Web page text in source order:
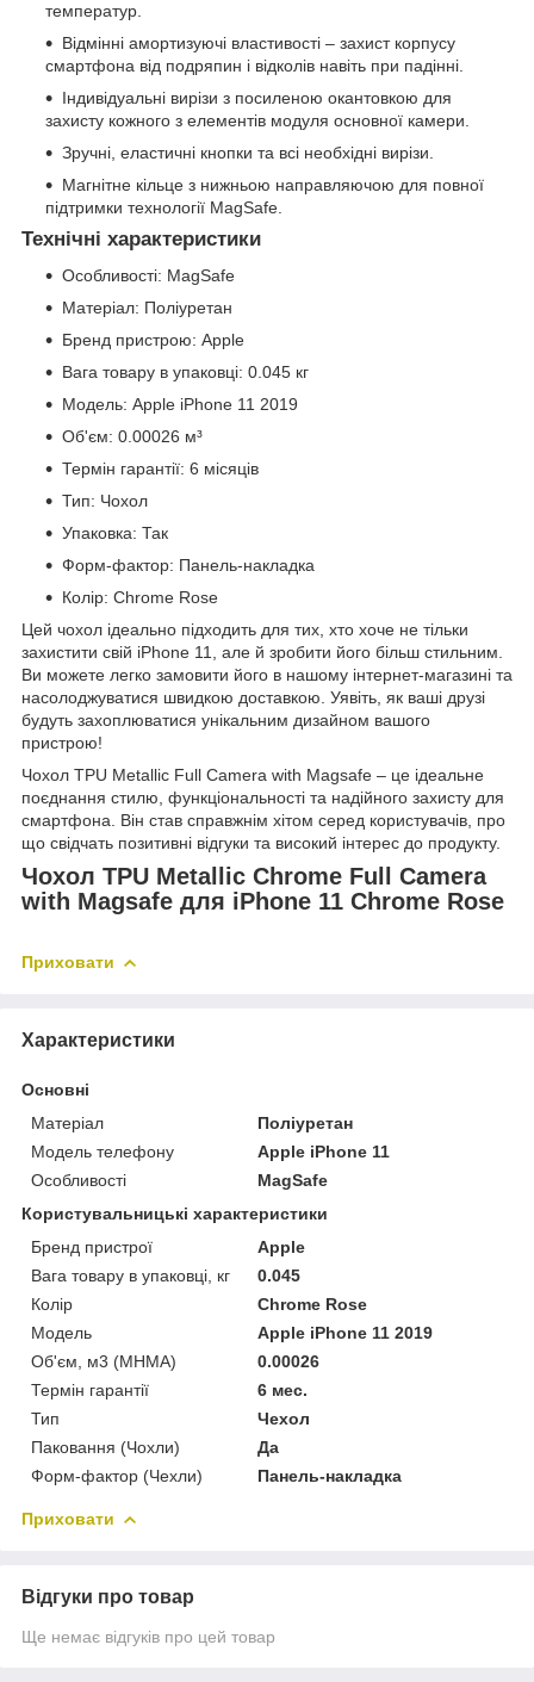
температур.
Відмінні амортизуючі властивості – захист корпусу
смартфона від подряпин і відколів навіть при падінні.
Індивідуальні вирізи з посиленою окантовкою для
захисту кожного з елементів модуля основної камери.
Зручні, еластичні кнопки та всі необхідні вирізи.
Магнітне кільце з нижньою направляючою для повної
підтримки технології MagSafe.
Технічні характеристики
Особливості: MagSafe
Матеріал: Поліуретан
Бренд пристрою: Apple
Вага товару в упаковці: 0.045 кг
Модель: Apple iPhone 11 2019
Об'єм: 0.00026 м³
Термін гарантії: 6 місяців
Тип: Чохол
Упаковка: Так
Форм-фактор: Панель-накладка
Колір: Chrome Rose
Цей чохол ідеально підходить для тих, хто хоче не тільки
захистити свій iPhone 11, але й зробити його більш стильним.
Ви можете легко замовити його в нашому інтернет-магазині та
насолоджуватися швидкою доставкою. Уявіть, як ваші друзі
будуть захоплюватися унікальним дизайном вашого
пристрою!
Чохол TPU Metallic Full Camera with Magsafe – це ідеальне
поєднання стилю, функціональності та надійного захисту для
смартфона. Він став справжнім хітом серед користувачів, про
що свідчать позитивні відгуки та високий інтерес до продукту.
Чохол TPU Metallic Chrome Full Camera
with Magsafe для iPhone 11 Chrome Rose
Приховати
Характеристики
Основні
Матеріал
Поліуретан
Модель телефону
Apple iPhone 11
Особливості
MagSafe
Користувальницькі характеристики
Бренд пристрої
Apple
Вага товару в упаковці, кг
0.045
Колір
Chrome Rose
Мoдель
Apple iPhone 11 2019
Об'єм, м3 (МНМА)
0.00026
Термін гарантії
6 мес.
Тип
Чехол
Паковання (Чохли)
Да
Форм-фактор (Чехли)
Панель-накладка
Приховати
Відгуки про товар
Ще немає відгуків про цей товар